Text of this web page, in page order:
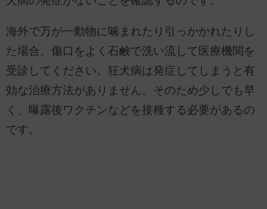
海外で万が一動物に噛まれたり引っかかれたりし
た場合、傷口をよく石鹸で洗い流して医療機関を
受診してください。狂犬病は発症してしまうと有
効な治療方法がありません。そのため少しでも早
く、曝露後ワクチンなどを接種する必要があるの
です。